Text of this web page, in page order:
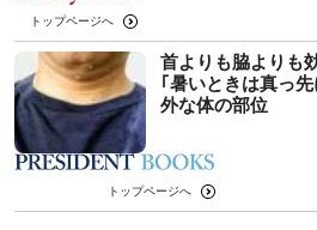
トップページへ
首よりも脇よりも
｢暑いときは真っ
外な体の部位
トップページへ